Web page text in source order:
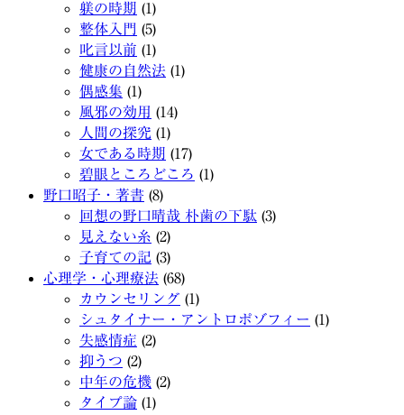
躾の時期 (1)
整体入門 (5)
叱言以前 (1)
健康の自然法 (1)
偶感集 (1)
風邪の効用 (14)
人間の探究 (1)
女である時期 (17)
碧眼ところどころ (1)
野口昭子・著書 (8)
回想の野口晴哉 朴歯の下駄 (3)
見えない糸 (2)
子育ての記 (3)
心理学・心理療法 (68)
カウンセリング (1)
シュタイナー・アントロポゾフィー (1)
失感情症 (2)
抑うつ (2)
中年の危機 (2)
タイプ論 (1)